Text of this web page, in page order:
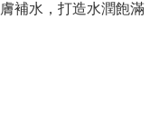
補水，打造水潤飽滿